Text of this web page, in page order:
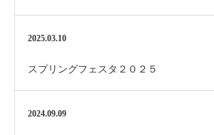
2025.03.10
スプリングフェスタ２０２５
2024.09.09